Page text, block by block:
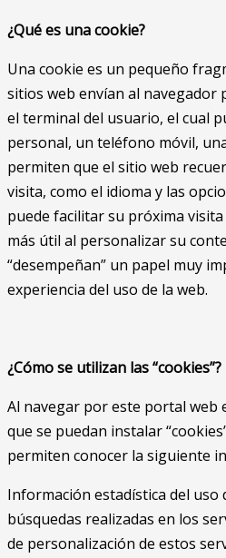
¿Qué es una cookie?
Una cookie es un pequeño
sitios web envían al navegador
el terminal del usuario, el cual
personal, un teléfono móvil,
permiten que el sitio web
visita, como el idioma y las
puede facilitar su próxima
más útil al personalizar su
“desempeñan” un papel muy
experiencia del uso de la web.
¿Cómo se utilizan las “cookies”?
Al navegar por este portal web
que se puedan instalar
permiten conocer la siguiente
Información estadística del uso
búsquedas realizadas en los
de personalización de estos